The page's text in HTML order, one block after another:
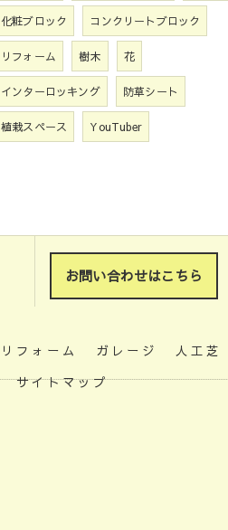
化粧ブロック コンクリートブロック
リフォーム 樹木 花
インターロッキング 防草シート
植栽スペース YouTuber
お問い合わせはこちら
リフォーム ガレージ
人工芝
サイトマップ